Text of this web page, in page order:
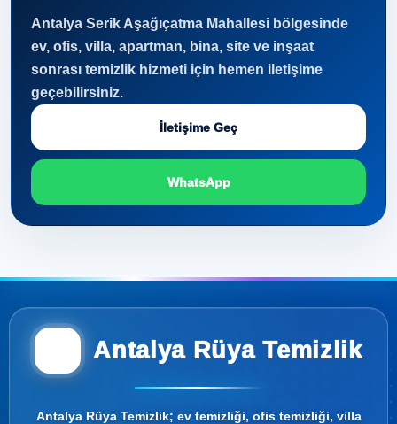
Antalya Serik Aşağıçatma Mahallesi bölgesinde
ev, ofis, villa, apartman, bina, site ve inşaat
sonrası temizlik hizmeti için hemen iletişime
geçebilirsiniz.
İletişime Geç
WhatsApp
Antalya Rüya Temizlik
Antalya Rüya Temizlik; ev temizliği, ofis temizliği, villa